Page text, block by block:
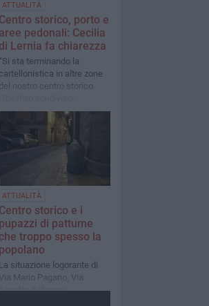
ATTUALITÀ
Centro storico, porto e
aree pedonali: Cecilia
di Lernia fa chiarezza
“Si sta terminando la
cartellonistica in altre zone
del nostro centro storico.
ATTUALITÀ
Centro storico e i
pupazzi di pattume
che troppo spesso la
popolano
La situazione logorante di
Via Mario Pagano, Via
e dintorni